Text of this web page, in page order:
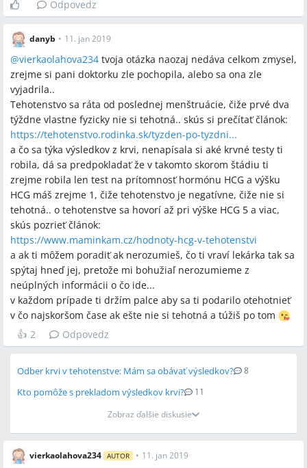
Odpovedz
danyb • 11. jan 2019
@vierkaolahova234 tvoja otázka naozaj nedáva celkom zmysel,
zrejme si pani doktorku zle pochopila, alebo sa ona zle
vyjadrila..
Tehotenstvo sa ráta od poslednej menštruácie, čiže prvé dva
týždne vlastne fyzicky nie si tehotná.. skús si prečítať článok:
https://tehotenstvo.rodinka.sk/tyzden-po-tyzdni...
a čo sa týka výsledkov z krvi, nenapísala si aké krvné testy ti
robila, dá sa predpokladať že v takomto skorom štádiu ti
zrejme robila len test na prítomnosť hormónu HCG a výšku
HCG máš zrejme 1, čiže tehotenstvo je negatívne, čiže nie si
tehotná.. o tehotenstve sa hovorí až pri výške HCG 5 a viac,
skús pozrieť článok:
https://www.maminkam.cz/hodnoty-hcg-v-tehotenstvi
a ak ti môžem poradiť ak nerozumieš, čo ti vraví lekárka tak sa
spýtaj hneď jej, pretože mi bohužiaľ nerozumieme z
neúplných informácii o čo ide...
v každom prípade ti držím palce aby sa ti podarilo otehotnieť
v čo najskoršom čase ak ešte nie si tehotná a túžiš po tom
👍 2 Odpovedz
Odber krvi v tehotenstve: Mám sa obávať výsledkov? 8
Kto pomôže s prekladom výsledkov krvi?
11
Zobraz ďalšie diskusie
vierkaolahova234 AUTOR • 11. jan 2019